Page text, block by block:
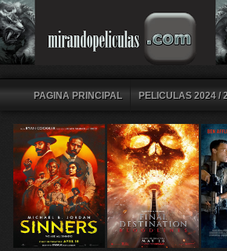
PAGINA PRINCIPAL PELICULAS 2024 /